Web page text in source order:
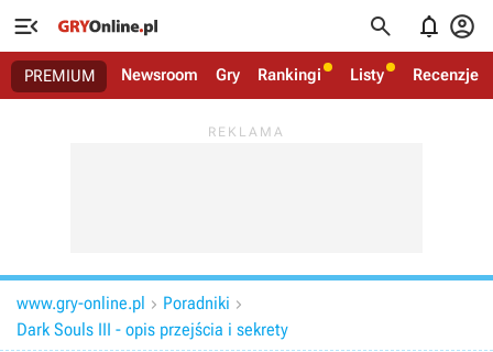
   
PREMIUM Newsroom Gry Rankingi Listy Recenzje
www.gry-online.pl  Poradniki 
Dark Souls III - opis przejścia i sekrety